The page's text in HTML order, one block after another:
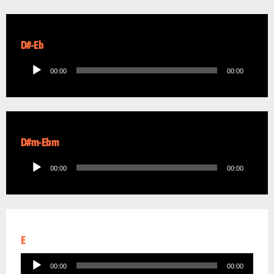
D#-Eb
Audio
Player
00:00 00:00
D#m-Ebm
Audio
Player
00:00 00:00
E
Audio
00:00 00:00